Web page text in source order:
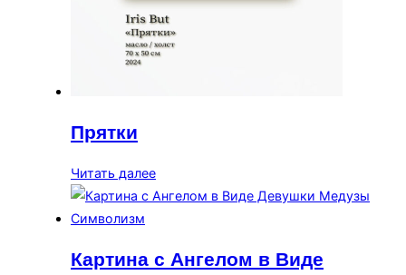
Прятки
Читать далее
Картина с Ангелом в Виде